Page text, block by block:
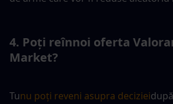
4. Poți reînnoi oferta
Market?
Tunu poți reveni asupra deciziei